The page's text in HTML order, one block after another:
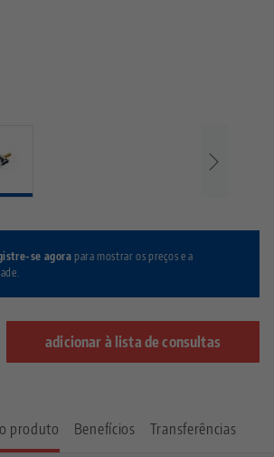
se agora para mostrar os preços e a
adicionar à lista de consultas
produto Benefícios Transferências